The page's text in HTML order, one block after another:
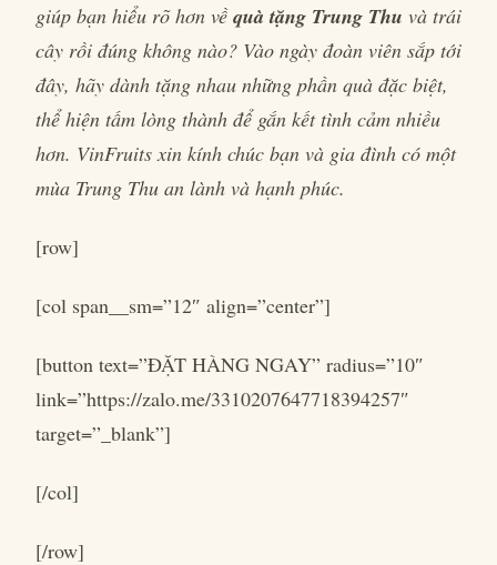
giúp bạn hiểu rõ hơn về quà tặng Trung Thu và trái
cây rồi đúng không nào? Vào ngày đoàn viên sắp tới
đây, hãy dành tặng nhau những phần quà đặc biệt,
thể hiện tấm lòng thành để gắn kết tình cảm nhiều
hơn. VinFruits xin kính chúc bạn và gia đình có một
mùa Trung Thu an lành và hạnh phúc.
[row]
[col span__sm=”12″ align=”center”]
[button text=”ĐẶT HÀNG NGAY” radius=”10″
link=”https://zalo.me/3310207647718394257″
target=”_blank”]
[/col]
[/row]